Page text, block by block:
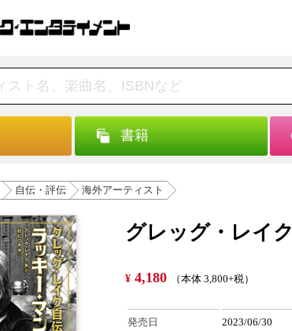
書籍
自伝・評伝 海外アーティスト
グレッグ・レイ
¥ 4,180 （本体 3,800+税）
発売日 2023/06/30